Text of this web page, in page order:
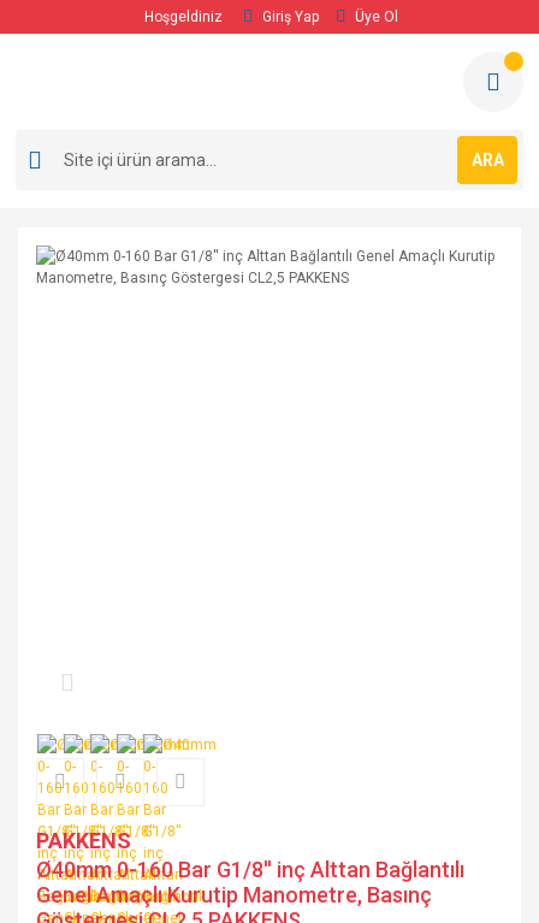
Hoşgeldiniz Giriş Yap Üye Ol
ARA
PAKKENS
Ø40mm 0-160 Bar G1/8'' inç Alttan Bağlantılı
Genel Amaçlı Kurutip Manometre, Basınç